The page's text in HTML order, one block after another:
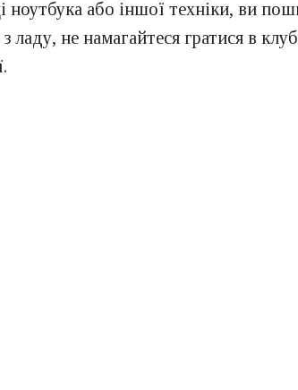
ноутбука або іншої техніки, ви
ладу, не намагайтеся гратися в